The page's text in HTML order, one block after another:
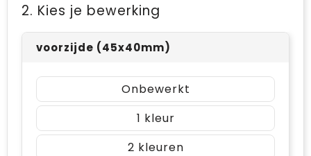
2. Kies je bewerking
voorzijde (45x40mm)
Onbewerkt
1
2